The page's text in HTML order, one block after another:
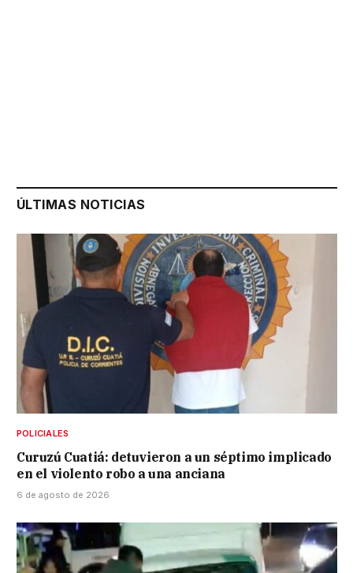
ÚLTIMAS NOTICIAS
POLICIALES
Curuzú Cuatiá: detuvieron a un séptimo implicado
en el violento robo a una anciana
6 de agosto de 2026